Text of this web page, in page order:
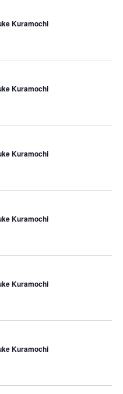
Kuramochi
Kuramochi
Kuramochi
Kuramochi
Kuramochi
Kuramochi